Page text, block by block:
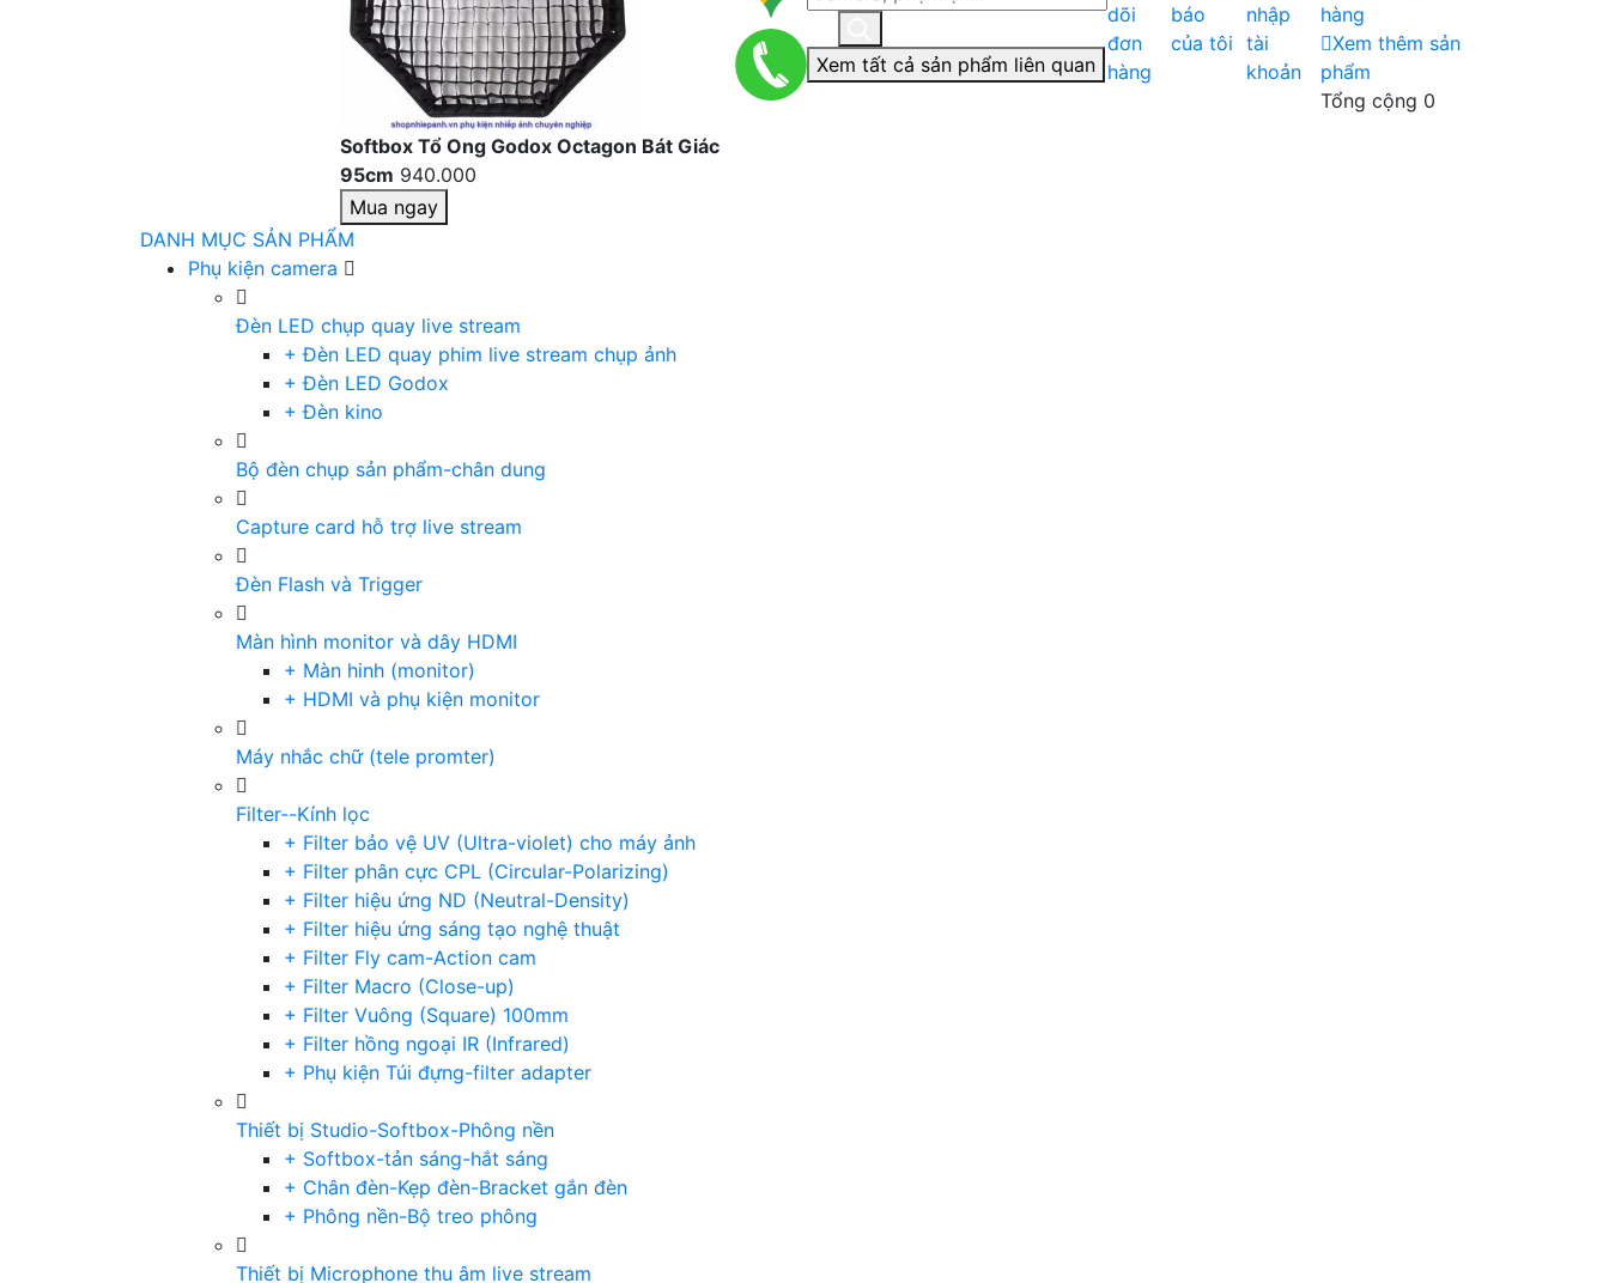
Softbox Tổ Ong Godox Octagon Bát Giác
95cm 940.000
Mua ngay
Xem tất cả sản phẩm liên quan
dõi
đơn
hàng
báo
của tôi
nhập
tài
khoản
hàng
Xem thêm sản
phẩm
Tổng cộng 0
DANH MỤC SẢN PHẨM
Phụ kiện camera
Đèn LED chụp quay live stream
+ Đèn LED quay phim live stream chụp ảnh
+ Đèn LED Godox
+ Đèn kino
Bộ đèn chụp sản phẩm-chân dung
Capture card hỗ trợ live stream
Đèn Flash và Trigger
Màn hình monitor và dây HDMI
+ Màn hinh (monitor)
+ HDMI và phụ kiện monitor
Máy nhắc chữ (tele promter)
Filter--Kính lọc
+ Filter bảo vệ UV (Ultra-violet) cho máy ảnh
+ Filter phân cực CPL (Circular-Polarizing)
+ Filter hiệu ứng ND (Neutral-Density)
+ Filter hiệu ứng sáng tạo nghệ thuật
+ Filter Fly cam-Action cam
+ Filter Macro (Close-up)
+ Filter Vuông (Square) 100mm
+ Filter hồng ngoại IR (Infrared)
+ Phụ kiện Túi đựng-filter adapter
Thiết bị Studio-Softbox-Phông nền
+ Softbox-tản sáng-hắt sáng
+ Chân đèn-Kẹp đèn-Bracket gắn đèn
+ Phông nền-Bộ treo phông
Thiết bị Microphone thu âm live stream